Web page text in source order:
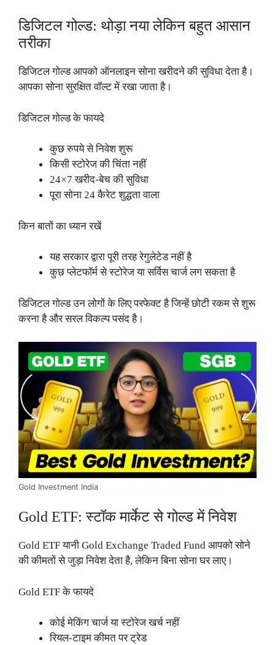
डिजिटल गोल्ड: थोड़ा नया लेकिन बहुत आसान
तरीका
डिजिटल गोल्ड आपको ऑनलाइन सोना खरीदने की सुविधा देता है।
आपका सोना सुरक्षित वॉल्ट में रखा जाता है।
डिजिटल गोल्ड के फायदे
कुछ रुपये से निवेश शुरू
किसी स्टोरेज की चिंता नहीं
24×7 खरीद-बेच की सुविधा
पूरा सोना 24 कैरेट शुद्धता वाला
किन बातों का ध्यान रखें
यह सरकार द्वारा पूरी तरह रेगुलेटेड नहीं है
कुछ प्लेटफॉर्म से स्टोरेज या सर्विस चार्ज लग सकता है
डिजिटल गोल्ड उन लोगों के लिए परफेक्ट है जिन्हें छोटी रकम से शुरू
करना है और सरल विकल्प पसंद है।
Gold Investment India
Gold ETF: स्टॉक मार्केट से गोल्ड में निवेश
Gold ETF यानी Gold Exchange Traded Fund आपको सोने
की कीमतों से जुड़ा निवेश देता है, लेकिन बिना सोना घर लाए।
Gold ETF के फायदे
कोई मेकिंग चार्ज या स्टोरेज खर्च नहीं
रियल-टाइम कीमत पर ट्रेड